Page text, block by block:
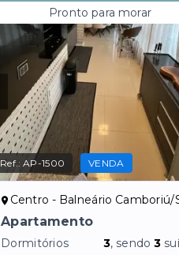
Pronto para morar
Ref.:AP-1500 VENDA
Centro - Balneário Camboriú/
Apartamento
Dormitórios 3, sendo3